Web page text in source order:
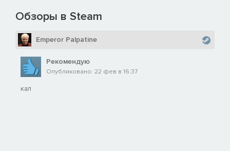
Обзоры в Steam
Emperor Palpatine
Рекомендую
Опубликовано: 22 фев в 16:37
кал